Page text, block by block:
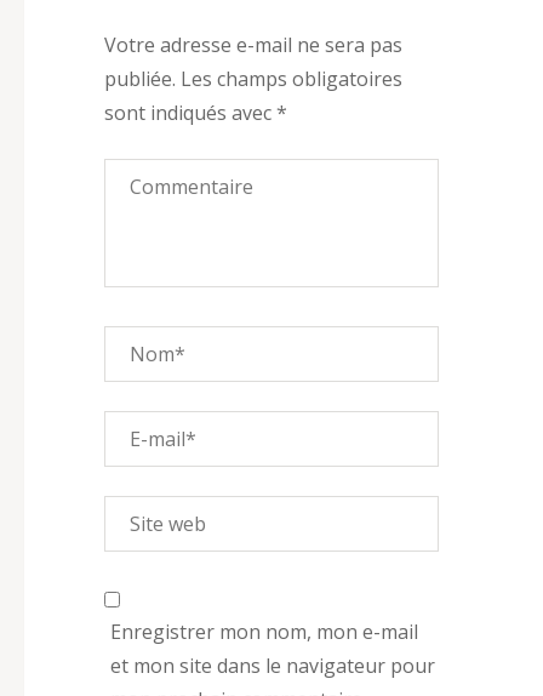
Votre adresse e-mail ne sera pas
publiée. Les champs obligatoires
sont indiqués avec*
Enregistrer mon nom, mon e-mail
et mon site dans le navigateur pour